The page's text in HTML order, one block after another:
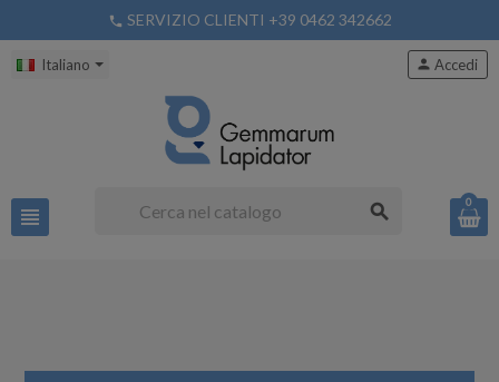
phone SERVIZIO CLIENTI +39 0462 342662
Italiano
view_headline search
person Accedi
0